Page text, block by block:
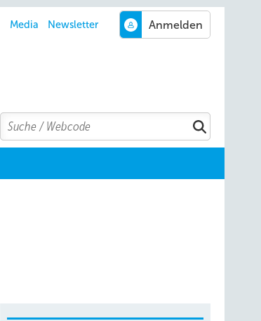
Media Newsletter
Search
Suchen